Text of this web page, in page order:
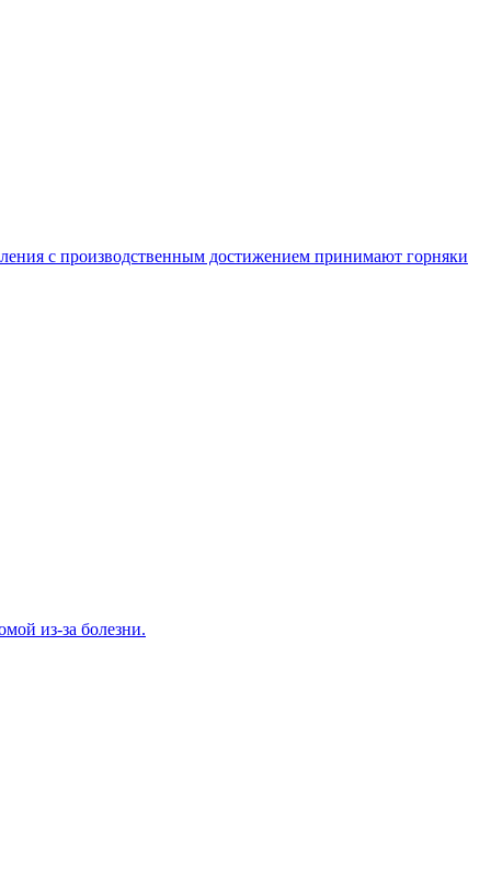
с производственным достижением принимают горняки
из-за болезни.